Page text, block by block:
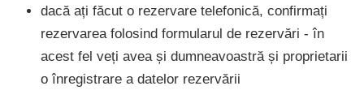
dacă ați făcut o rezervare telefonică, confirmați
rezervarea folosind formularul de rezervări - în
acest fel veți avea și dumneavoastră și proprietarii
o înregistrare a datelor rezervării